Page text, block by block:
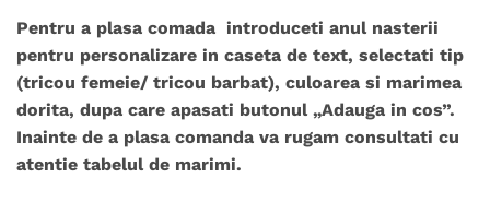
Pentru a plasa comada introduceti anul nasterii
pentru personalizare in caseta de text, selectati tip
(tricou femeie/ tricou barbat), culoarea si marimea
dorita, dupa care apasati butonul „Adauga in cos”.
Inainte de a plasa comanda va rugam consultati cu
atentie tabelul de marimi.